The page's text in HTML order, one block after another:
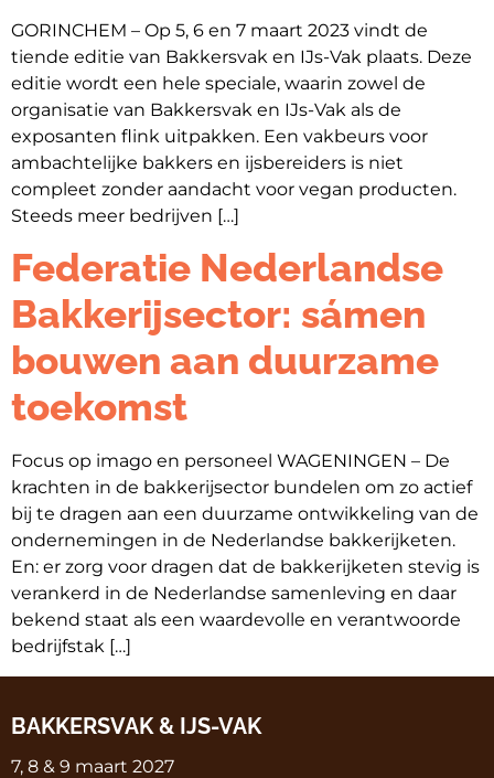
GORINCHEM – Op 5, 6 en 7 maart 2023 vindt de
tiende editie van Bakkersvak en IJs-Vak plaats. Deze
editie wordt een hele speciale, waarin zowel de
organisatie van Bakkersvak en IJs-Vak als de
exposanten flink uitpakken. Een vakbeurs voor
ambachtelijke bakkers en ijsbereiders is niet
compleet zonder aandacht voor vegan producten.
Steeds meer bedrijven […]
Federatie Nederlandse
Bakkerijsector: sámen
bouwen aan duurzame
toekomst
Focus op imago en personeel WAGENINGEN – De
krachten in de bakkerijsector bundelen om zo actief
bij te dragen aan een duurzame ontwikkeling van de
ondernemingen in de Nederlandse bakkerijketen.
En: er zorg voor dragen dat de bakkerijketen stevig is
verankerd in de Nederlandse samenleving en daar
bekend staat als een waardevolle en verantwoorde
bedrijfstak […]
BAKKERSVAK & IJS-VAK
7, 8 & 9 maart 2027